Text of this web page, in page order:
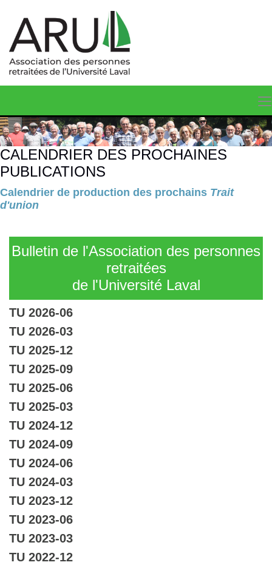
CALENDRIER DES PROCHAINES
PUBLICATIONS
Calendrier de production des prochains Trait
d'union
Bulletin de l'Association des personnes
retraitées
de l'Université Laval
TU 2026-06
TU 2026-03
TU 2025-12
TU 2025-09
TU 2025-06
TU 2025-03
TU 2024-12
TU 2024-09
TU 2024-06
TU 2024-03
TU 2023-12
TU 2023-06
TU 2023-03
TU 2022-12